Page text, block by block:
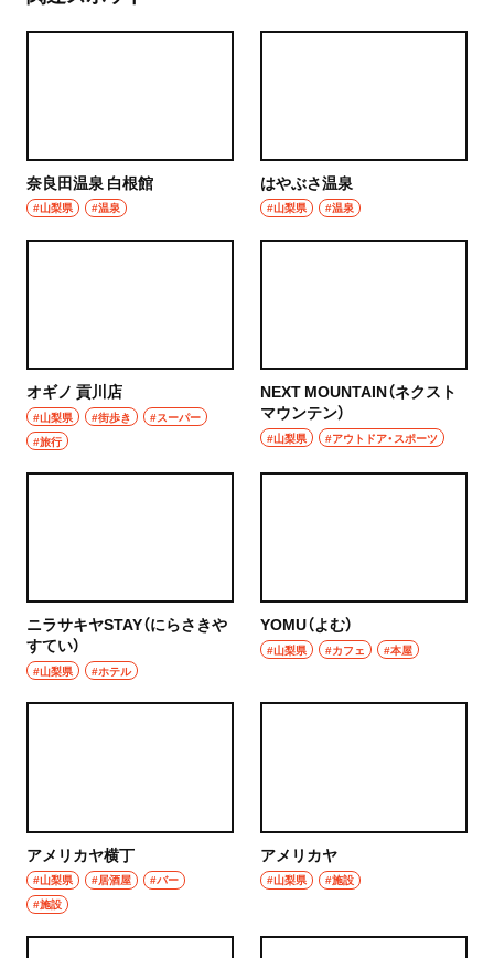
奈良田温泉 白根館
#山梨県 #温泉
はやぶさ温泉
#山梨県 #温泉
オギノ 貢川店
#山梨県 #街歩き
#スーパー
#旅行
NEXT MOUNTAIN（ネクスト
マウンテン）
#山梨県 #アウトドア・スポーツ
ニラサキヤSTAY（にらさきや
すてい）
#山梨県 #ホテル
YOMU（よむ）
#山梨県 #カフェ #本屋
アメリカヤ横丁
#山梨県 #居酒屋
#バー
#施設
アメリカヤ
#山梨県 #施設